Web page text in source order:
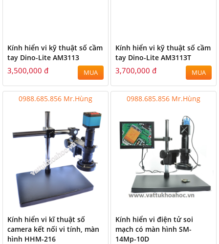
Kính hiển vi kỹ thuật số cầm
tay Dino-Lite AM3113
3,500,000 đ MUA
Kính hiển vi kỹ thuật số cầm
tay Dino-Lite AM3113T
3,700,000 đ MUA
0988.685.856 Mr.Hùng
Kính hiển vi kĩ thuật số
camera kết nối vi tính, màn
hình HHM-216
0988.685.856 Mr.Hùng
Kính hiển vi điện tử soi
mạch có màn hình SM-
14Mp-10D